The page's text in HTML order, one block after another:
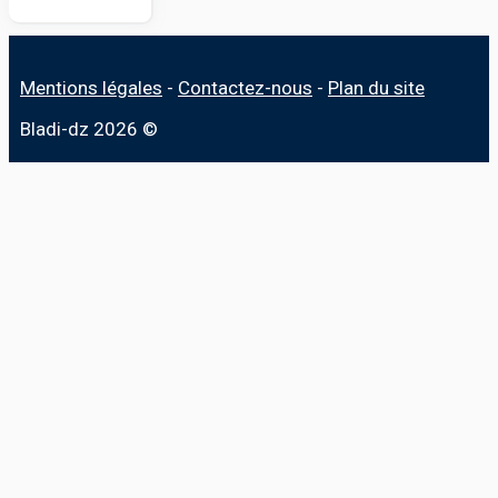
Mentions légales - Contactez-nous - Plan du site
Bladi-dz 2026 ©